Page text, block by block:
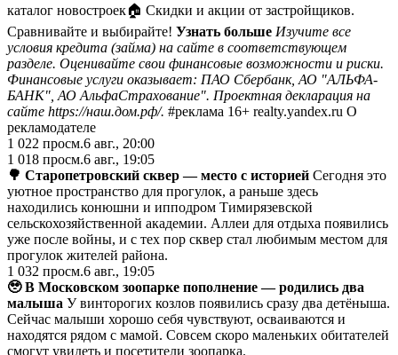
каталог новостроек🏠 Скидки и акции от застройщиков.
Сравнивайте и выбирайте! Узнать больше Изучите все
условия кредита (займа) на сайте в соответствующем
разделе. Оценивайте свои финансовые возможности и риски.
Финансовые услуги оказывает: ПАО Сбербанк, АО "АЛЬФА-
БАНК", АО АльфаСтрахование". Проектная декларация на
сайте https://наш.дом.рф/. #реклама 16+ realty.yandex.ru О
рекламодателе
1 022 просм.6 авг., 20:00
1 018 просм.6 авг., 19:05
🌳 Старопетровский сквер — место с историей Сегодня это
уютное пространство для прогулок, а раньше здесь
находились конюшни и ипподром Тимирязевской
сельскохозяйственной академии. Аллеи для отдыха появились
уже после войны, и с тех пор сквер стал любимым местом для
прогулок жителей района.
1 032 просм.6 авг., 19:05
🥹 В Московском зоопарке пополнение — родились два
малыша У винторогих козлов появились сразу два детёныша.
Сейчас малыши хорошо себя чувствуют, осваиваются и
находятся рядом с мамой. Совсем скоро маленьких обитателей
смогут увидеть и посетители зоопарка.